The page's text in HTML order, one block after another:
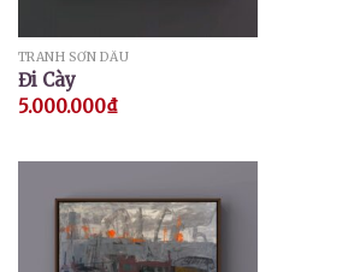
TRANH SƠN DẦU
Đi Cày
5.000.000₫